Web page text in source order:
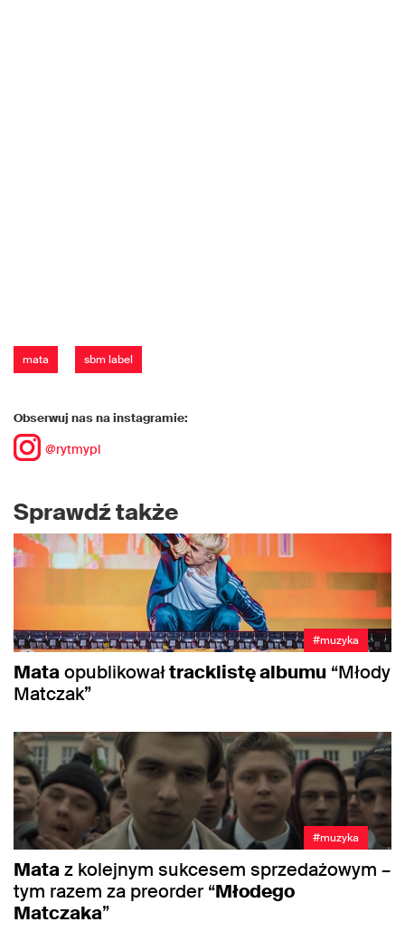
mata sbm label
Obserwuj nas na instagramie:
@rytmypl
Sprawdź także
#muzyka
Mataopublikowałtracklistę albumu “Młody
Matczak”
#muzyka
Mataz kolejnym sukcesem sprzedażowym –
tym razem za preorder “Młodego
Matczaka”